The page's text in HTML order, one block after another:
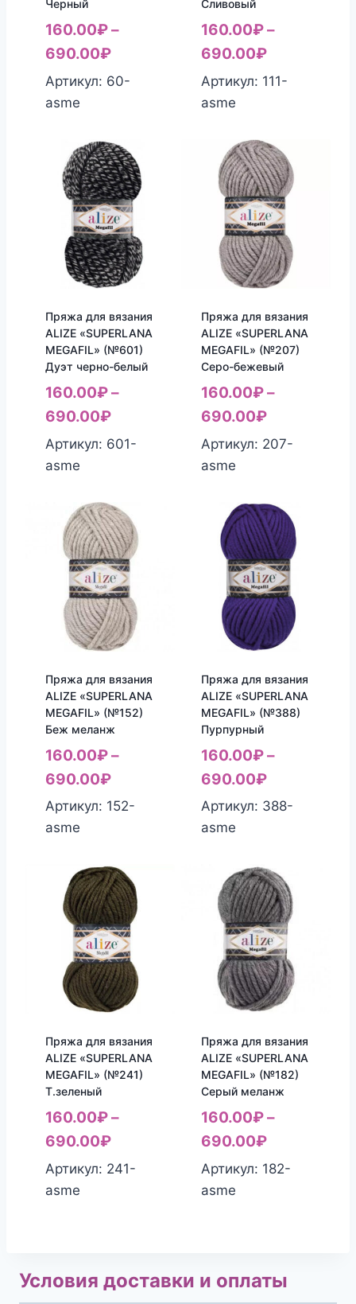
Черный
160.00₽–
690.00₽
Артикул: 60-
asme
Сливовый
160.00₽–
690.00₽
Артикул: 111-
asme
Пряжа для вязания
ALIZE «SUPERLANA
MEGAFIL» (№601)
Дуэт черно-белый
160.00₽–
690.00₽
Артикул: 601-
asme
Пряжа для вязания
ALIZE «SUPERLANA
MEGAFIL» (№207)
Серо-бежевый
160.00₽–
690.00₽
Артикул: 207-
asme
Пряжа для вязания
ALIZE «SUPERLANA
MEGAFIL» (№152)
Беж меланж
160.00₽–
690.00₽
Артикул: 152-
asme
Пряжа для вязания
ALIZE «SUPERLANA
MEGAFIL» (№388)
Пурпурный
160.00₽–
690.00₽
Артикул: 388-
asme
Пряжа для вязания
ALIZE «SUPERLANA
MEGAFIL» (№241)
Т.зеленый
160.00₽–
690.00₽
Артикул: 241-
asme
Пряжа для вязания
ALIZE «SUPERLANA
MEGAFIL» (№182)
Серый меланж
160.00₽–
690.00₽
Артикул: 182-
asme
Условия доставки и оплаты